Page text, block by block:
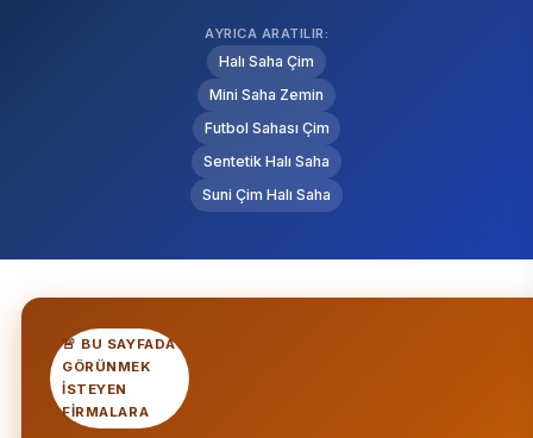
AYRICA ARATILIR:
Halı Saha Çim
Mini Saha Zemin
Futbol Sahası Çim
Sentetik Halı Saha
Suni Çim Halı Saha
🚨 BU SAYFADA
GÖRÜNMEK
ISTEYEN
FIRMALARA